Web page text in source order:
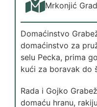
Mrkonjić Grad
Domaćinstvo
domaćinstvo za
selu Pecka, prima
kući za boravak do
Rada i Gojko
domaću hranu,